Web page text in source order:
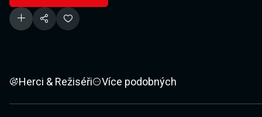
Herci & Režiséři Více podobných